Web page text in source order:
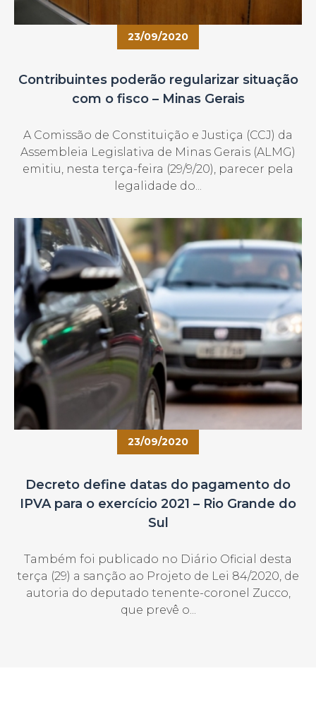
23/09/2020
Contribuintes poderão regularizar situação
com o fisco – Minas Gerais
A Comissão de Constituição e Justiça (CCJ) da
Assembleia Legislativa de Minas Gerais (ALMG)
emitiu, nesta terça-feira (29/9/20), parecer pela
legalidade do...
23/09/2020
Decreto define datas do pagamento do
IPVA para o exercício 2021 – Rio Grande do
Sul
Também foi publicado no Diário Oficial desta
terça (29) a sanção ao Projeto de Lei 84/2020, de
autoria do deputado tenente-coronel Zucco,
que prevê o...